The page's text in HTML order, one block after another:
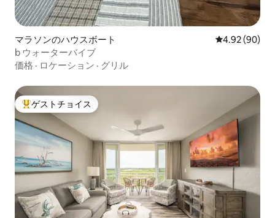
マラソンのハウスボート レビュー90
4.92 (90)
b ウォーターバイブ
価格 · ロケーション · グリル
大好評のゲストチョイスです。
ゲストチョイス